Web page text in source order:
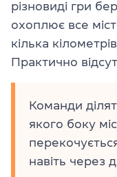
різновиді гри
охоплює все
кілька
Практично
Команди
якого боку
навіть через